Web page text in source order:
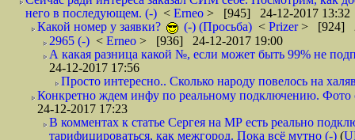
него в последующем. (-) < Erneo > [945] 24-12-2017 13:32
Какой номер у заявки?
(-) (Просьба) < Prizer> [924]
2965 (-) < Erneo > [936] 24-12-2017 19:00
А какая разница какой №, если может быть 99% не
24-12-2017 17:56
Просто интересно.. Сколько народу повелось на
Конкретно ждем инфу по реальному подключению. Фото
24-12-2017 17:23
В комментах к статье Сергея на МР есть реально
тарифицироваться, как межгород. Пока всё мутно (-) (